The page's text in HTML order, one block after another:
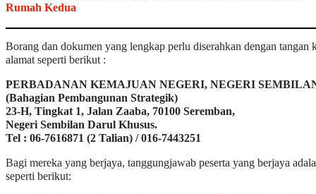
Rumah Kedua
Borang dan dokumen yang lengkap perlu diserahkan dengan tangan
alamat seperti berikut :
PERBADANAN KEMAJUAN NEGERI, NEGERI
(Bahagian Pembangunan Strategik)
23-H, Tingkat 1, Jalan Zaaba, 70100 Seremban,
Negeri Sembilan Darul Khusus.
Tel : 06-7616871 (2 Talian) / 016-7443251
Bagi mereka yang berjaya, tanggungjawab peserta yang berjaya
seperti berikut: